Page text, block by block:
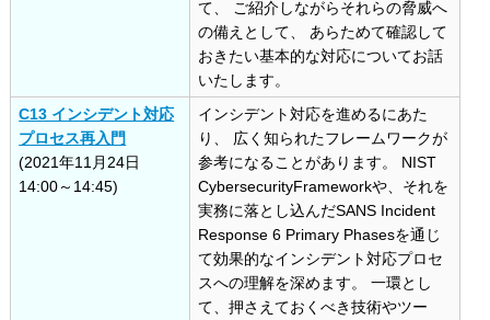
て、 ご紹介しながらそれらの脅威へ
の備えとして、 あらためて確認して
おきたい基本的な対応についてお話
いたします。
C13 インシデント対応
プロセス再入門
(2021年11月24日
14:00～14:45)
インシデント対応を進めるにあた
り、 広く知られたフレームワークが
参考になることがあります。 NIST
CybersecurityFrameworkや、それを
実務に落とし込んだSANS Incident
Response 6 Primary Phasesを通じ
て効果的なインシデント対応プロセ
スへの理解を深めます。 一環とし
て、押さえておくべき技術やツー